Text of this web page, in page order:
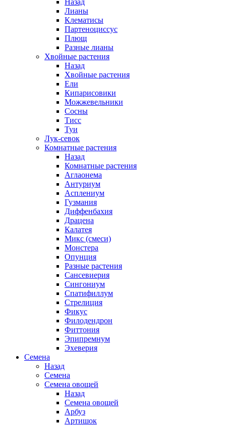
Назад
Лианы
Клематисы
Партеноциссус
Плющ
Разные лианы
Хвойные растения
Назад
Хвойные растения
Ели
Кипарисовики
Можжевельники
Сосны
Тисс
Туи
Лук-севок
Комнатные растения
Назад
Комнатные растения
Аглаонема
Антуриум
Асплениум
Гузмания
Диффенбахия
Драцена
Калатея
Микс (смеси)
Монстера
Опунция
Разные растения
Сансевиерия
Сингониум
Спатифиллум
Стрелиция
Фикус
Филодендрон
Фиттония
Эпипремнум
Эхеверия
Семена
Назад
Семена
Семена овощей
Назад
Семена овощей
Арбуз
Артишок